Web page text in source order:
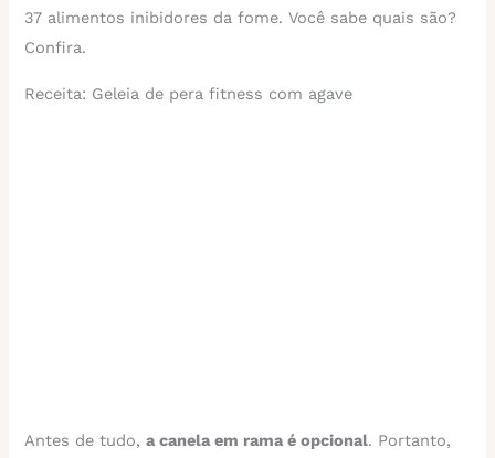
37 alimentos inibidores da fome. Você sabe quais são?
Confira.
Receita: Geleia de pera fitness com agave
Antes de tudo,a canela em rama é opcional. Portanto,